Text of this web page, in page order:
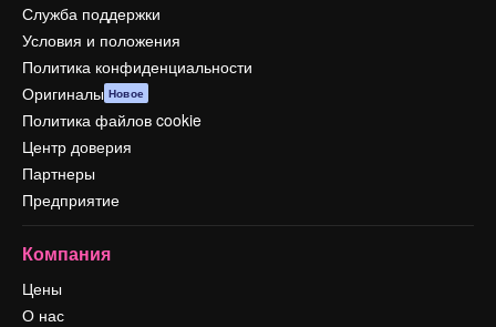
Служба поддержки
Условия и положения
Политика конфиденциальности
Оригиналы Новое
Политика файлов cookie
Центр доверия
Партнеры
Предприятие
Компания
Цены
О нас